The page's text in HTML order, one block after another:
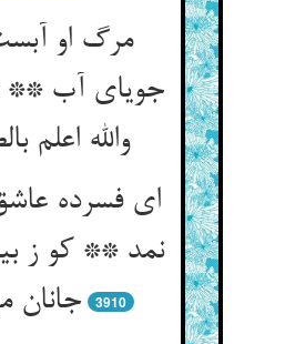
مرگ او
جویای آب **
والله اعلم
ای فسرده
نمد ** کو ز
جانان
3910